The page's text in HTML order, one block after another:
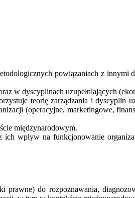
powiązaniach z innymi
w dyscyplinach uzupełniających
teorię zarządzania i dyscyplin
(operacyjne, marketingowe,
międzynarodowym.
wpływ na funkcjonowanie
do rozpoznawania,